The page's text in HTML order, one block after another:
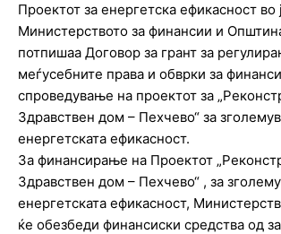
Проектот за енергетска ефикасност во
Министерството за финансии и
потпишаа Договор за грант за
меѓусебните права и обврки за
спроведување на проектот за
Здравствен дом – Пехчево“ за
енергетската ефикасност.
За финансирање на Проектот
Здравствен дом – Пехчево“ , за
енергетската ефикасност,
ќе обезбеди финансиски средства од